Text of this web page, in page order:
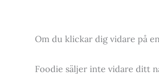
Om du klickar dig vidare på
Foodie säljer inte vidare ditt